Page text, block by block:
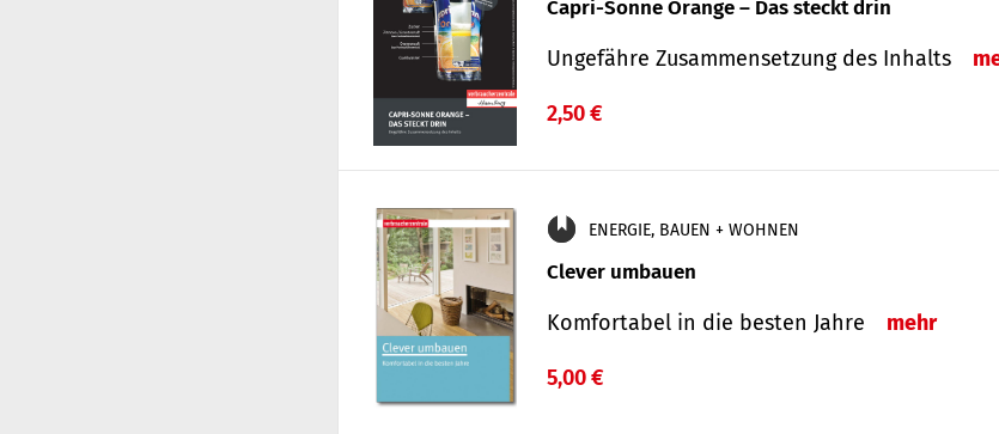
Capri-Sonne Orange – Das steckt drin
Ungefähre Zu­sammen­setzung des Inhalts
2,50 €
ENERGIE, BAUEN + WOHNEN
Clever umbauen
Komfortabel in die besten Jahre mehr
5,00 €